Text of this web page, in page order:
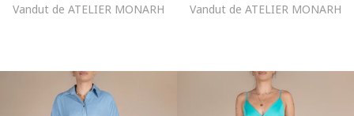
Vandut de ATELIER MONARH Vandut de ATELIER MONARH